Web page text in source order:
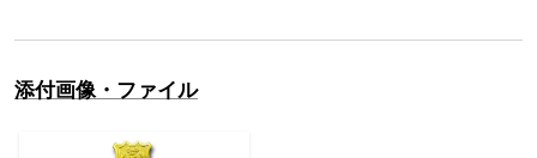
添付画像・ファイル